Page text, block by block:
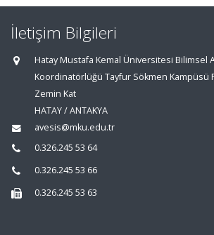
İletişim Bilgileri
Hatay Mustafa Kemal Üniversitesi Bilimsel
Koordinatörlüğü Tayfur Sökmen Kampüsü
Zemin Kat
HATAY / ANTAKYA
avesis@mku.edu.tr
0.326.245 53 64
0.326.245 53 66
0.326.245 53 63